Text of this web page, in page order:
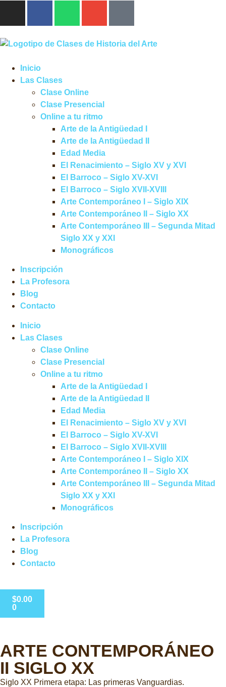
Inicio
Las Clases
Clase Online
Clase Presencial
Online a tu ritmo
Arte de la Antigüedad I
Arte de la Antigüedad II
Edad Media
El Renacimiento – Siglo XV y XVI
El Barroco – Siglo XV-XVI
El Barroco – Siglo XVII-XVIII
Arte Contemporáneo I – Siglo XIX
Arte Contemporáneo II – Siglo XX
Arte Contemporáneo III – Segunda Mitad
Siglo XX y XXI
Monográficos
Inscripción
La Profesora
Blog
Contacto
Inicio
Las Clases
Clase Online
Clase Presencial
Online a tu ritmo
Arte de la Antigüedad I
Arte de la Antigüedad II
Edad Media
El Renacimiento – Siglo XV y XVI
El Barroco – Siglo XV-XVI
El Barroco – Siglo XVII-XVIII
Arte Contemporáneo I – Siglo XIX
Arte Contemporáneo II – Siglo XX
Arte Contemporáneo III – Segunda Mitad
Siglo XX y XXI
Monográficos
Inscripción
La Profesora
Blog
Contacto
$0.00
0
ARTE CONTEMPORÁNEO
II SIGLO XX
Siglo XX Primera etapa: Las primeras Vanguardias.